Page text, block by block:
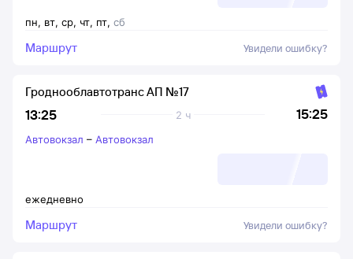
пн, вт, ср, чт, пт, сб
Маршрут Увидели ошибку?
13:25 15:25
2 ч
Гроднооблавтотранс АП №17
ежедневно
Автовокзал – Автовокзал
Маршрут Увидели ошибку?